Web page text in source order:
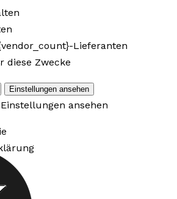
Lieferanten
diese Zwecke
Einstellungen ansehen
Einstellungen ansehen